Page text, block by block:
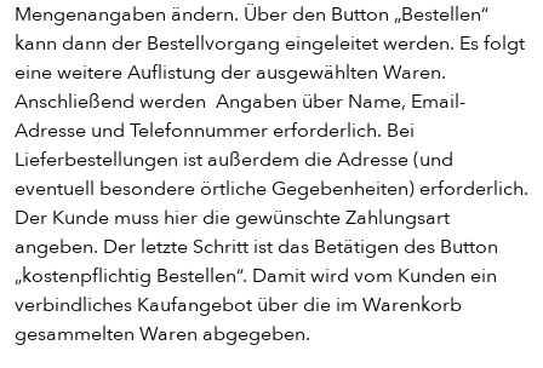
Mengenangaben ändern. Über den Button „Bestellen“
kann dann der Bestellvorgang eingeleitet werden. Es folgt
eine weitere Auflistung der ausgewählten Waren.
Anschließend werden Angaben über Name, Email-
Adresse und Telefonnummer erforderlich. Bei
Lieferbestellungen ist außerdem die Adresse (und
eventuell besondere örtliche Gegebenheiten) erforderlich.
Der Kunde muss hier die gewünschte Zahlungsart
angeben. Der letzte Schritt ist das Betätigen des Button
„kostenpflichtig Bestellen“. Damit wird vom Kunden ein
verbindliches Kaufangebot über die im Warenkorb
gesammelten Waren abgegeben.